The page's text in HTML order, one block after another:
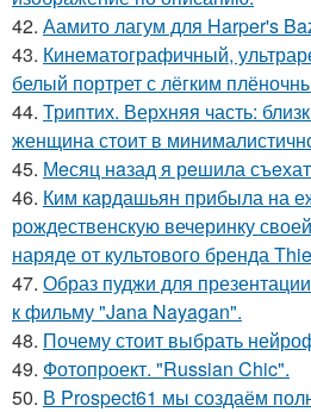
42. Аамито лагум для Harper's
43. Кинематографичный,
белый портрет с лёгким
44. Триптих. Верхняя часть:
женщина стоит в
45. Мeсяц нaзад я рeшила
46. Ким кардашьян прибыла на
рождественскую вечеринку
наряде от культового бренда
47. Образ пуджи для
к фильму "Jana Nayagan".
48. Почему стоит выбрать
49. Фотопроект. "Russian Chic".
50. В Prospect61 мы создаём